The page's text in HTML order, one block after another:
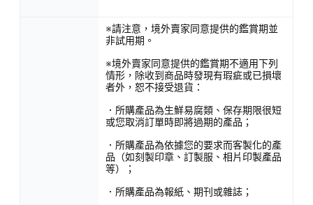
※請注意，境外賣家同意提供的鑑賞期並
非試用期。
※境外賣家同意提供的鑑賞期不適用下列
情形，除收到商品時發現有瑕疵或已損壞
者外，恕不接受退貨：
．所購產品為生鮮易腐類、保存期限很短
或您取消訂單時即將過期的產品；
．所購產品為依據您的要求而客製化的產
品（如刻製印章、訂製服、相片印製產品
等）；
．所購產品為報紙、期刊或雜誌；